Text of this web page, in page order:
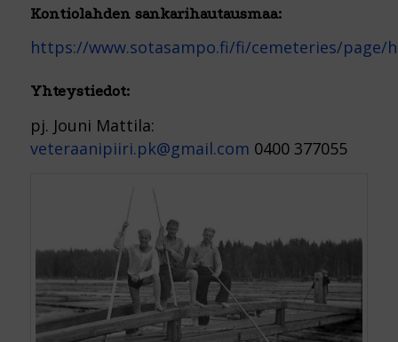
Kontiolahden sankarihautausmaa:
https://www.sotasampo.fi/fi/cemeteries/page/
Yhteystiedot:
pj. Jouni Mattila:
veteraanipiiri.pk@gmail.com 0400 377055